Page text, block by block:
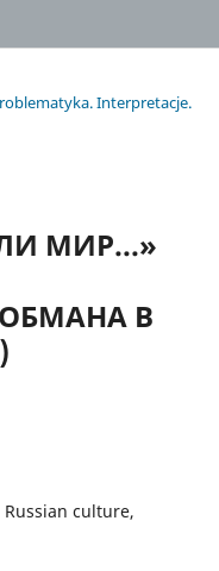
Interpretacje.
МИР...»
В
culture,